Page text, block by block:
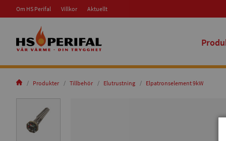
Om HS Perifal Villkor Aktuellt
Produkter Tillbehör Elutrustning Elpatronselement 9kW